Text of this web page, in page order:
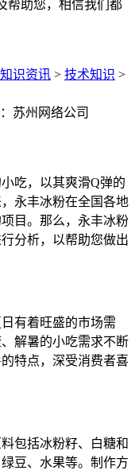
帮助您，相信我们都
知识资讯 > 技术知识 >
苏州网络公司
吃，以其爽滑Q弹的
永丰冰粉在全国各地
目。那么，永丰冰粉
分析，以帮助您做出
有着旺盛的市场需
解暑的小吃需求不断
特点，深受消费者喜
包括冰粉籽、白糖和
豆、水果等。制作方